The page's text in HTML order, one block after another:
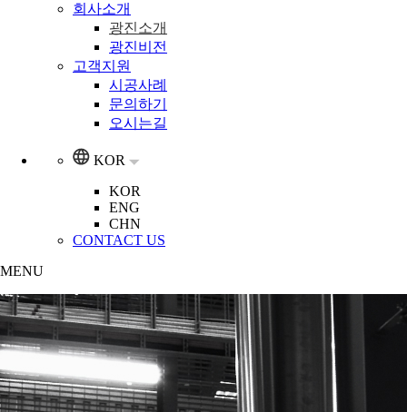
회사소개
광진소개
광진비전
고객지원
시공사례
문의하기
오시는길
KOR
KOR
ENG
CHN
CONTACT US
MENU